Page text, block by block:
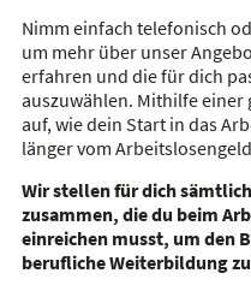
Nimm einfach telefonisch
um mehr über unser
erfahren und die für dich
auszuwählen. Mithilfe einer
auf, wie dein Start in das
länger vom
Wir stellen für dich
zusammen, die du beim
einreichen musst, um den
berufliche Weiterbildung